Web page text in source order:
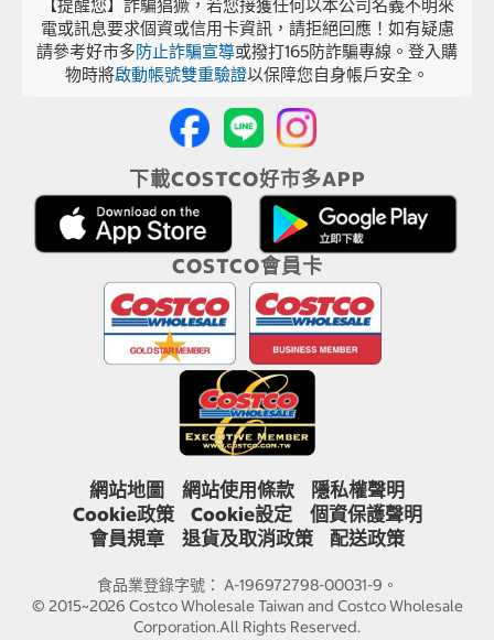
【提醒您】詐騙猖獗，若您接獲任何以本公司名義不明來
電或訊息要求個資或信用卡資訊，請拒絕回應！如有疑慮
請參考好市多防止詐騙宣導或撥打165防詐騙專線。登入購
物時將啟動帳號雙重驗證以保障您自身帳戶安全。
下載COSTCO好市多APP
COSTCO會員卡
網站地圖 網站使用條款
隱私權聲明
Cookie政策
Cookie設定
個資保護聲明
會員規章
退貨及取消政策 配送政策
食品業登錄字號： A-196972798-00031-9。
© 2015~2026 Costco Wholesale Taiwan and Costco Wholesale
Corporation.All Rights Reserved.